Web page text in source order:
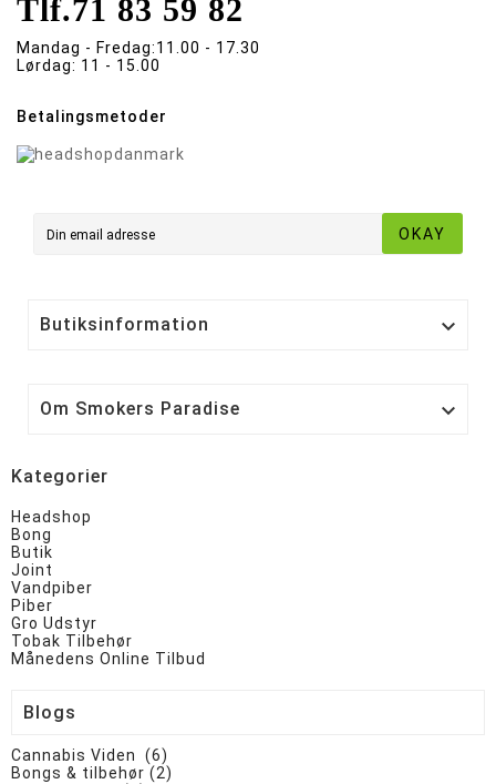
Tlf.71 83 59 82
Mandag - Fredag:11.00 - 17.30
Lørdag: 11 - 15.00
Betalingsmetoder
OKAY
Butiksinformation 
Om Smokers Paradise 
Kategorier
Headshop
Bong
Butik
Joint
Vandpiber
Piber
Gro Udstyr
Tobak Tilbehør
Månedens Online Tilbud
Blogs
Cannabis Viden (6)
Bongs & tilbehør (2)